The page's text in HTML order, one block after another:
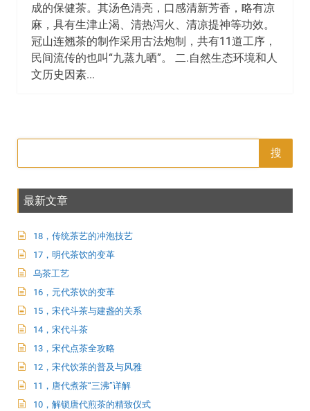
成的保健茶。其汤色清亮，口感清新芳香，略有凉
麻，具有生津止渴、清热泻火、清凉提神等功效。
冠山连翘茶的制作采用古法炮制，共有11道工序，
民间流传的也叫“九蒸九晒”。 二.自然生态环境和人
文历史因素...
搜
最新文章
18，传统茶艺的冲泡技艺
17，明代茶饮的变革
乌茶工艺
16，元代茶饮的变革
15，宋代斗茶与建盏的关系
14，宋代斗茶
13，宋代点茶全攻略
12，宋代饮茶的普及与风雅
11，唐代煮茶“三沸”详解
10，解锁唐代煎茶的精致仪式